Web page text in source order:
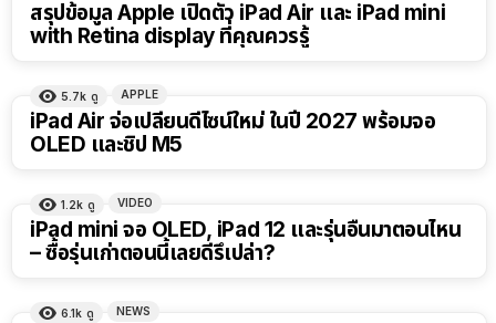
สรุปข้อมูล Apple เปิดตัว iPad Air และ iPad mini
with Retina display ที่คุณควรรู้
5.7k ดู APPLE
iPad Air จ่อเปลี่ยนดีไซน์ใหม่ ในปี 2027 พร้อมจอ
OLED และชิป M5
1.2k ดู VIDEO
iPad mini จอ OLED, iPad 12 และรุ่นอื่นมาตอนไหน
– ซื้อรุ่นเก่าตอนนี้เลยดีรึเปล่า?
6.1k ดู NEWS